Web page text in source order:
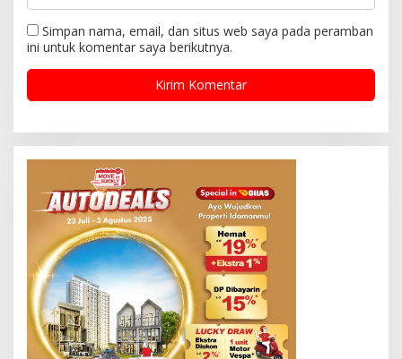
Simpan nama, email, dan situs web saya pada peramban
ini untuk komentar saya berikutnya.